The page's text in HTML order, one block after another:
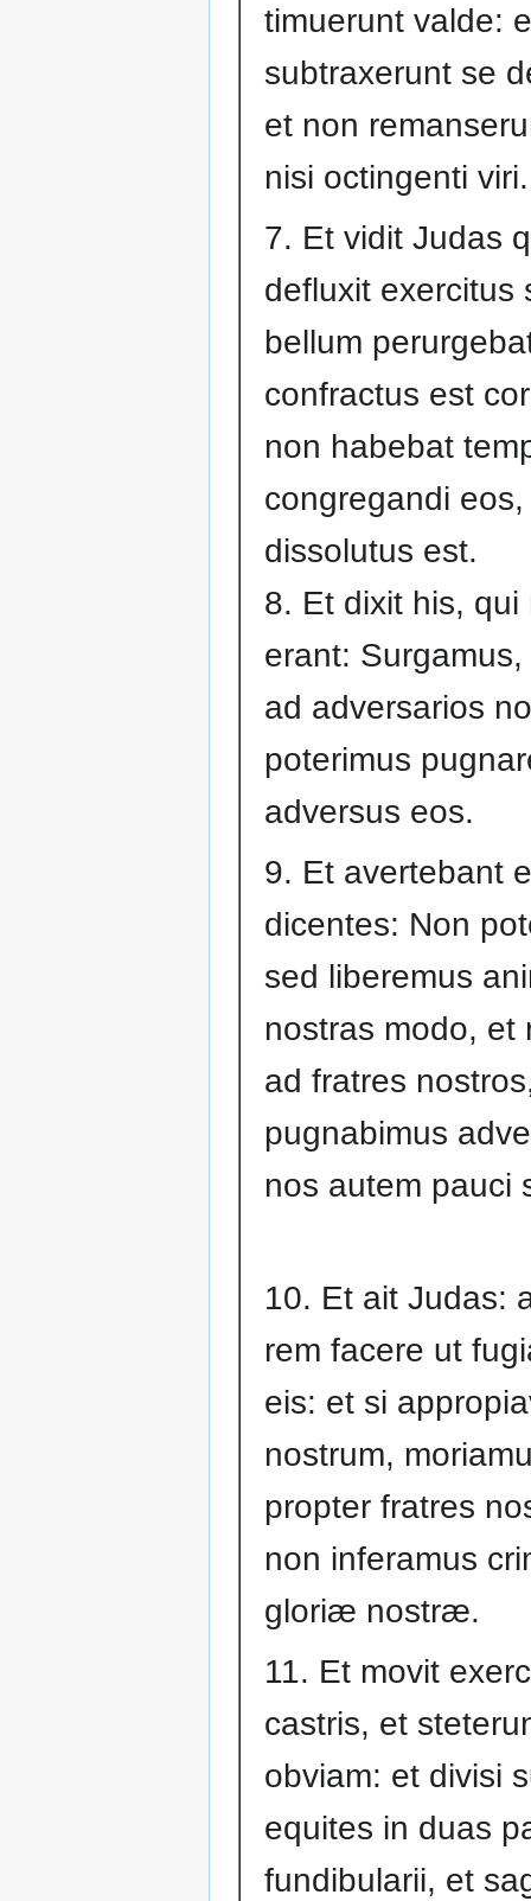
timuerunt valde:
subtraxerunt se
et non
nisi octingenti viri.
7. Et vidit Judas
defluxit exercitus
bellum
confractus est
non habebat
congregandi
dissolutus est.
8. Et dixit his, qui
erant:
ad adversarios
poterimus
adversus eos.
9. Et avertebant
dicentes: Non
sed liberemus
nostras modo, et
ad fratres
pugnabimus
nos autem pauci
10. Et ait Judas:
rem facere ut
eis: et si
nostrum,
propter fratres
non inferamus
gloriæ nostræ.
11. Et movit
castris, et
obviam: et divisi
equites in duas
fundibularii, et